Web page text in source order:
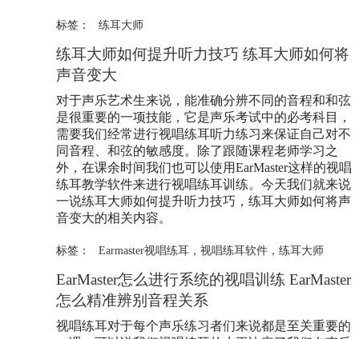
标签： 练耳大师
练耳大师如何提升听力技巧 练耳大师如何将
声音变大
对于声乐艺术生来说，能准确分辨不同的音程和和弦
是很重要的一项技能，它是声乐考试中的必考科目，
需要我们经常进行视唱练耳听力练习来保证自己对不
同音程、和弦的敏感度。除了跟随课程老师学习之
外，在课余时间我们也可以使用EarMaster这样的视唱
练耳教学软件来进行视唱练耳训练。今天我们就来说
一说练耳大师如何提升听力技巧， 练耳大师如何将声
音变大的相关内容。
标签： Earmaster视唱练耳， 视唱练耳软件， 练耳大师
EarMaster怎么进行系统的视唱训练 EarMaster
怎么精准辨别音程关系
视唱练耳对于每个声乐练习者们来说都是至关重要的